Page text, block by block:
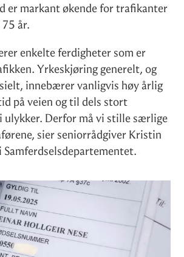
er markant økende for trafikanter
år.
enkelte ferdigheter som er
Yrkeskjøring generelt, og
innebærer vanligvis høy årlig
på veien og til dels stort
ulykker. Derfor må vi stille særlige
sier seniorrådgiver Kristin
Samferdselsdepartementet.